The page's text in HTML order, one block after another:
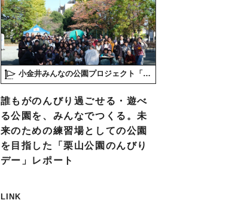
小金井みんなの公園プロジェクト「play here」
誰もがのんびり過ごせる・遊べ
る公園を、みんなでつくる。未
来のための練習場としての公園
を目指した「栗山公園のんびり
デー」レポート
LINK